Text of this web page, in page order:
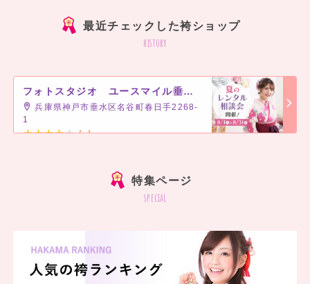
最近チェックした袴ショップ
history
フォトスタジオ ユースマイル垂水店
兵庫県神戸市垂水区名谷町春日手2268-
1
4.4
特集ページ
special